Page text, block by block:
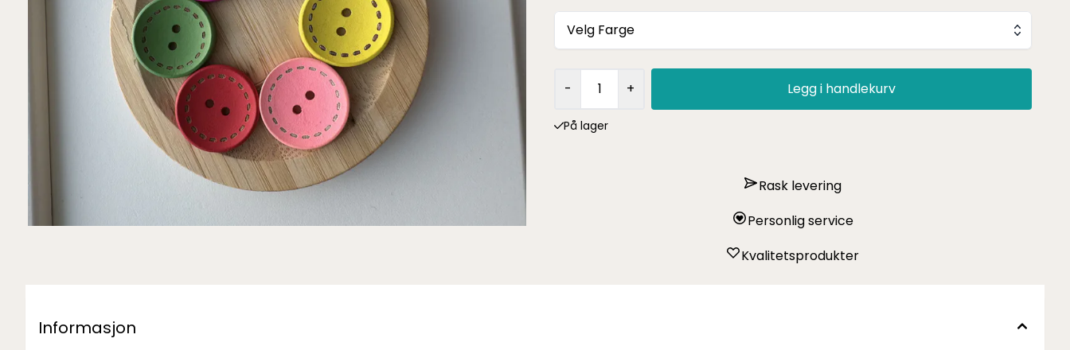
Velg Farge
- + Legg i handlekurv
På lager
Rask levering
Personlig service
Kvalitetsprodukter
Informasjon